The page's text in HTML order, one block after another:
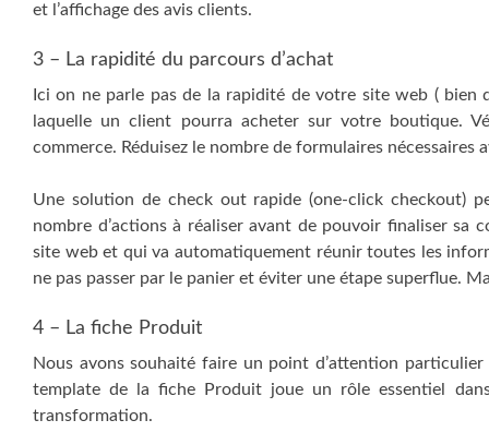
et l’affichage des avis clients.
3 – La rapidité du parcours d’achat
Ici on ne parle pas de la rapidité de votre site web (
laquelle un client pourra acheter sur votre boutique.
commerce. Réduisez le nombre de formulaires nécessaires
Une solution de check out rapide (one-click checkout)
nombre d’actions à réaliser avant de pouvoir finaliser sa
site web et qui va automatiquement réunir toutes les
ne pas passer par le panier et éviter une étape superflue.
4 – La fiche Produit
Nous avons souhaité faire un point d’attention
template de la fiche Produit joue un rôle essentiel
transformation.